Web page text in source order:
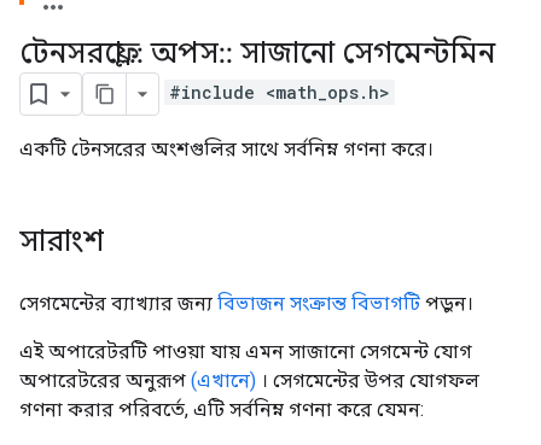
টেনসরফ্লো:: অপস:: সাজানো সেগমেন্টমিন
#include <math_ops.h>
একটি টেনসরের অংশগুলির সাথে সর্বনিম্ন গণনা করে।
সারাংশ
সেগমেন্টের ব্যাখ্যার জন্য বিভাজন সংক্রান্ত বিভাগটি পড়ুন।
এই অপারেটরটি পাওয়া যায় এমন সাজানো সেগমেন্ট যোগ
অপারেটরের অনুরূপ (এখানে) । সেগমেন্টের উপর যোগফল
গণনা করার পরিবর্তে, এটি সর্বনিম্ন গণনা করে যেমন: